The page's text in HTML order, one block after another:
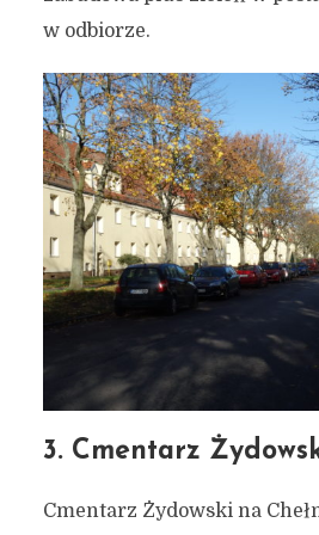
w odbiorze.
3. Cmentarz
Cmentarz Żydowski na